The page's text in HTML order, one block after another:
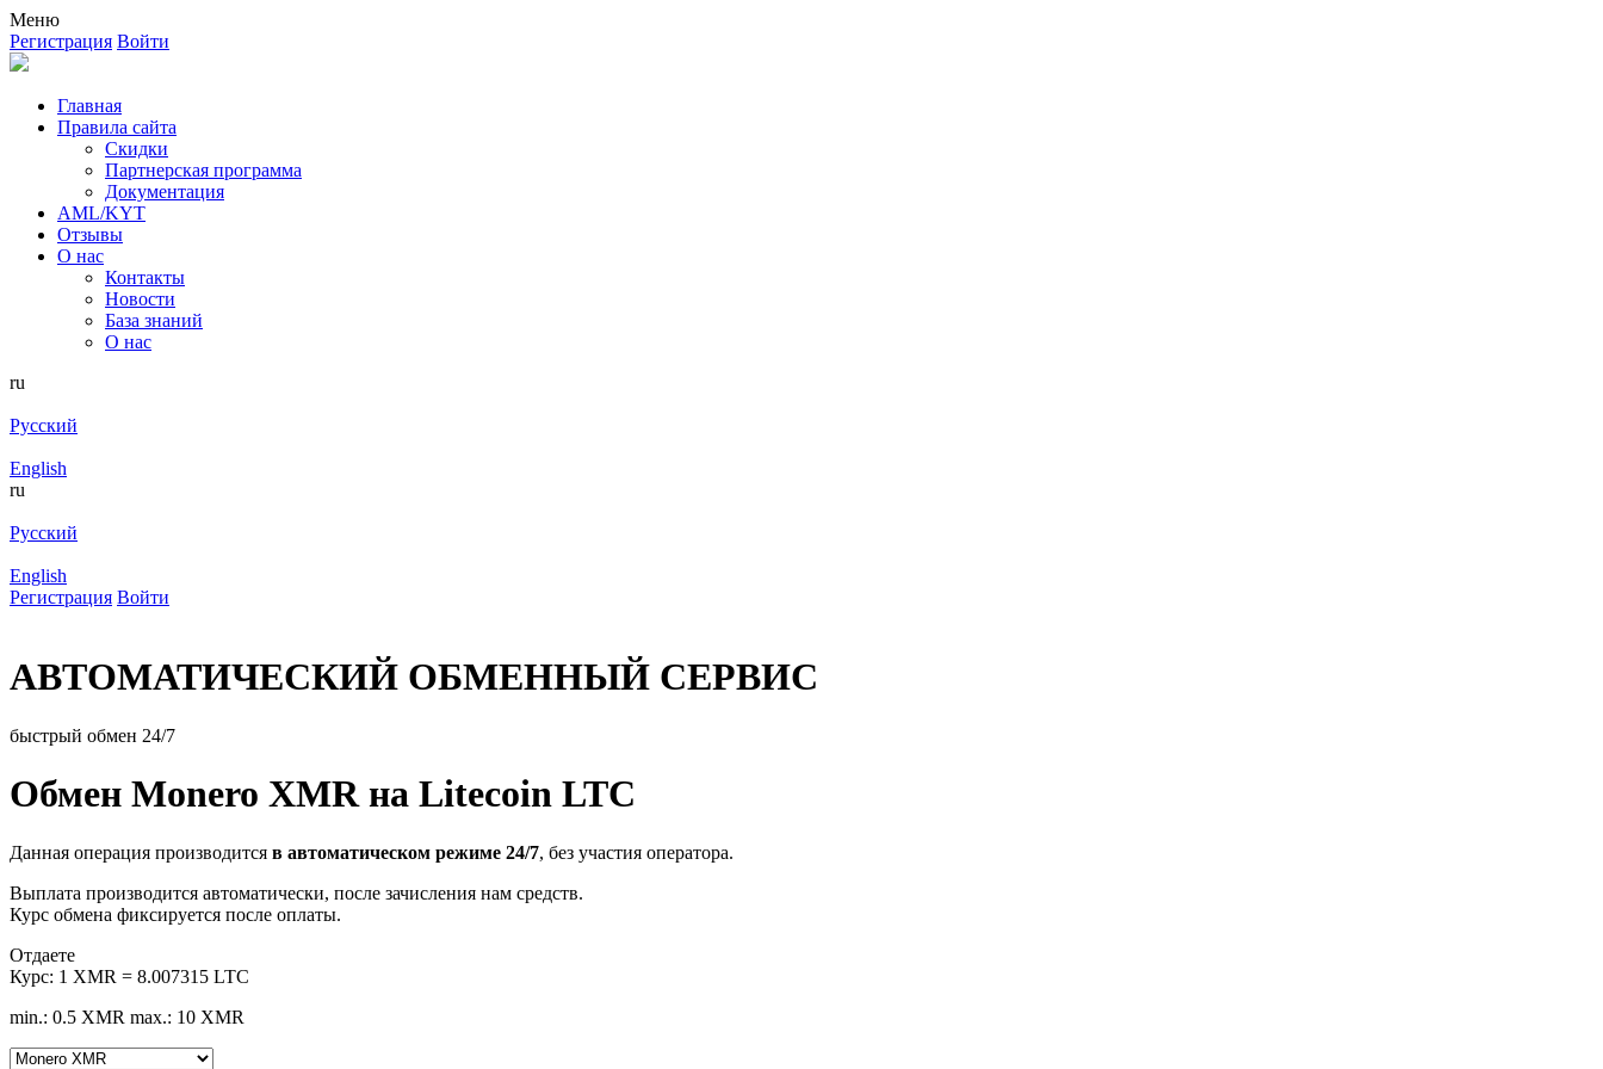
Меню
Регистрация Войти
Главная
Правила сайта
Скидки
Партнерская программа
Документация
AML/KYT
Отзывы
О нас
Контакты
Новости
База знаний
О нас
ru
Русский
English
ru
Русский
English
Регистрация Войти
АВТОМАТИЧЕСКИЙ ОБМЕННЫЙ СЕРВИС
быстрый обмен 24/7
Обмен Monero XMR на Litecoin LTC
Данная операция производится в автоматическом режиме 24/7, без участия оператора.
Выплата производится автоматически, после зачисления нам средств.
Курс обмена фиксируется после оплаты.
Отдаете
Курс: 1 XMR = 8.007315 LTC
min.: 0.5 XMR max.: 10 XMR